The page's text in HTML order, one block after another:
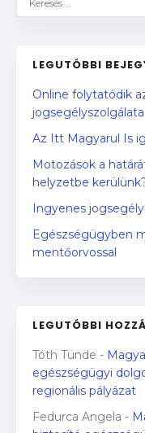
LEGUTÓBBI
Online folytatódik
jogsegélyszolgálata
Az Itt Magyarul Is
Motozások a
helyzetbe
Ingyenes
Egészségügyben
mentőorvossal
LEGUTÓBBI
Tóth Tünde -
egészségügyi
regionális pályázat
Fedurca Angela -